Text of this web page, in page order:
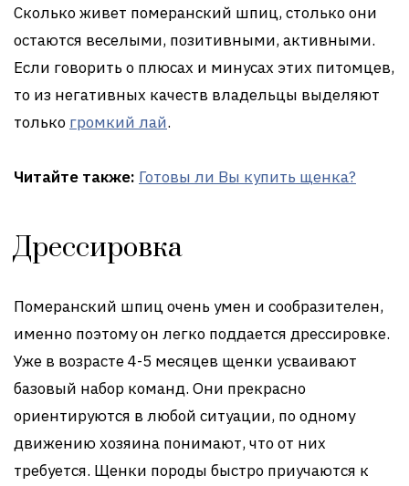
Сколько живет померанский шпиц, столько они
остаются веселыми, позитивными, активными.
Если говорить о плюсах и минусах этих питомцев,
то из негативных качеств владельцы выделяют
только громкий лай.
Читайте также: Готовы ли Вы купить щенка?
Дрессировка
Померанский шпиц очень умен и сообразителен,
именно поэтому он легко поддается дрессировке.
Уже в возрасте 4-5 месяцев щенки усваивают
базовый набор команд. Они прекрасно
ориентируются в любой ситуации, по одному
движению хозяина понимают, что от них
требуется. Щенки породы быстро приучаются к